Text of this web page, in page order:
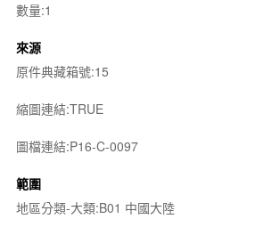
數量:1
來源
原件典藏箱號:15
縮圖連結:TRUE
圖檔連結:P16-C-0097
範圍
地區分類-大類:B01 中國大陸